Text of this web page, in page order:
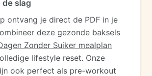
de slag
ontvang je direct de PDF in je
deze gezonde baksels
Zonder Suiker mealplan
lifestyle reset. Onze
ook perfect als pre-workout